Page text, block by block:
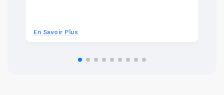
En Savoir Plus